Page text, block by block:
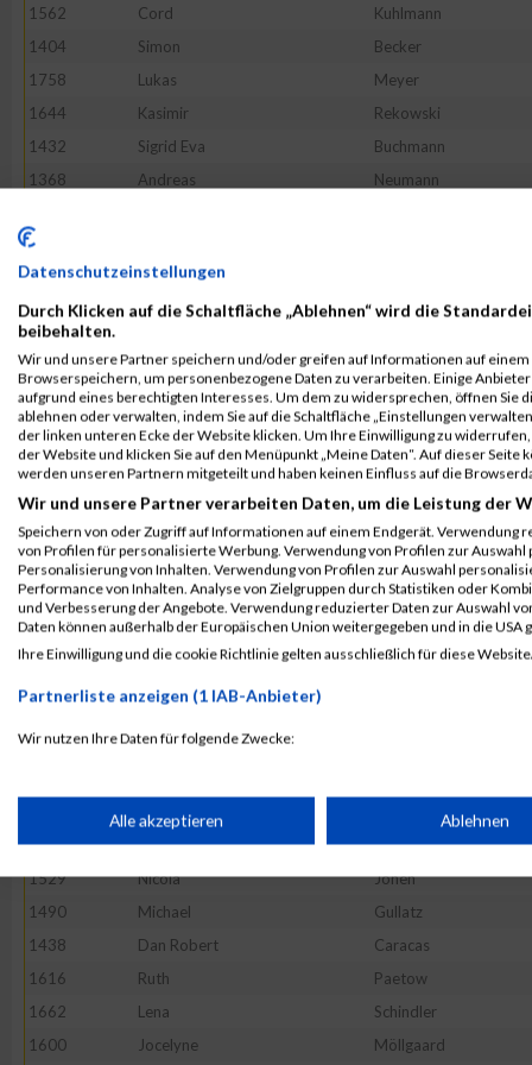
1562
Cord Kuhlmann
1404
Simon Becker
1758
Lukas Meyer
1644
Kasimir Rekowski
1432
Sigrid Eva Buchmann
1368
Andreas Neumann
1376
1637
Michael
1350
Marc Burlon
1659
Mehmet Ali Sayer
1364
Matthias Kaufmann
1371
Melanie Reinartz
1609
Ulrich Neumann
1391
Jan-Malte Ambs
50028
Hans Krankenberg
1696
Annik Stolberg
1488
Marco Griebau
1405
Timo Becker
1720
Anke
Christoph
1462
Lisa Fette
1529
Nicola Jonen
1490
Michael Gullatz
1438
Dan Robert Caracas
1616
Ruth Paetow
1662
Lena Schindler
1600
Jocelyne Möllgaard
Datenschutzeinstellungen
Durch Klicken auf die Schaltfläche „Ablehnen“ wird die
beibehalten.
Wir und unsere Partner speichern und/oder greifen auf Informationen auf einem
Browserspeichern, um personenbezogene Daten zu verarbeiten. Einige
aufgrund eines berechtigten Interesses. Um dem zu widersprechen, öffnen Sie
ablehnen oder verwalten, indem Sie auf die Schaltfläche „Einstellungen
der linken unteren Ecke der Website klicken. Um Ihre Einwilligung zu
der Website und klicken Sie auf den Menüpunkt „Meine Daten“. Auf dieser
werden unseren Partnern mitgeteilt und haben keinen Einfluss auf die
Wir und unsere Partner verarbeiten Daten, um die Leistung der
Speichern von oder Zugriff auf Informationen auf einem Endgerät. Verwendung
von Profilen für personalisierte Werbung. Verwendung von Profilen zur
Personalisierung von Inhalten. Verwendung von Profilen zur Auswahl
Performance von Inhalten. Analyse von Zielgruppen durch Statistiken oder
und Verbesserung der Angebote. Verwendung reduzierter Daten zur Auswahl
Daten können außerhalb der Europäischen Union weitergegeben und in die USA
Ihre Einwilligung und die cookie Richtlinie gelten ausschließlich für diese
Partnerliste anzeigen (1 IAB-Anbieter)
Wir nutzen Ihre Daten für folgende Zwecke:
Speichern von oder Zugriff auf Informationen auf einem
Verwendung reduzierter Daten zur Auswahl von Werbeanzeigen
Verwendung von Profilen zur Auswahl personalisierter Werbung
Alle akzeptieren Ablehnen